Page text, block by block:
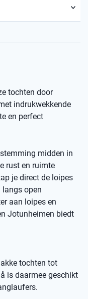
tochten door
indrukwekkende
en perfect
midden in
rust en ruimte
je direct de loipes
langs open
aan loipes en
Jotunheimen biedt
tochten tot
is daarmee geschikt